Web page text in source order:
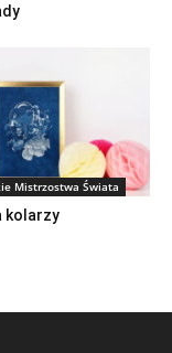
Mistrzostwa Świata
kolarzy